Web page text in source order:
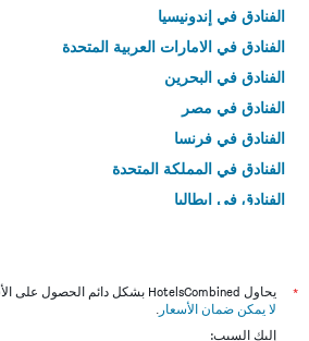
الفنادق في إندونيسيا
الفنادق في الامارات العربية المتحدة
الفنادق في البحرين
الفنادق في مصر
الفنادق في فرنسا
الفنادق في المملكة المتحدة
الفنادق في إيطاليا
*
يحاول HotelsCombined بشكل دائم الحصول على الأسعار الدقيقة، ولكن
لا يمكن ضمان الأسعار .
إليك السبب: